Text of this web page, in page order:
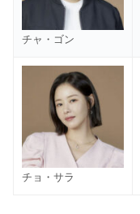
チャ・ゴン
チョ・サラ